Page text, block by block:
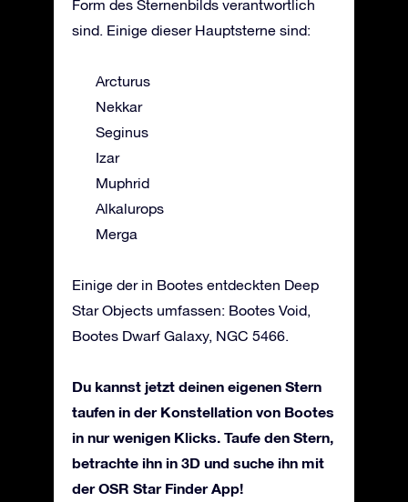
Form des Sternenbilds verantwortlich
sind. Einige dieser Hauptsterne sind:
Arcturus
Nekkar
Seginus
Izar
Muphrid
Alkalurops
Merga
Einige der in Bootes entdeckten Deep
Star Objects umfassen: Bootes Void,
Bootes Dwarf Galaxy, NGC 5466.
Du kannst jetzt deinen eigenen Stern
taufen in der Konstellation von Bootes
in nur wenigen Klicks. Taufe den Stern,
betrachte ihn in 3D und suche ihn mit
der OSR Star Finder App!